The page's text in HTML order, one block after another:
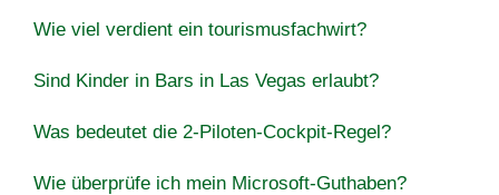
Wie viel verdient ein tourismusfachwirt?
Sind Kinder in Bars in Las Vegas erlaubt?
Was bedeutet die 2-Piloten-Cockpit-Regel?
Wie überprüfe ich mein Microsoft-Guthaben?